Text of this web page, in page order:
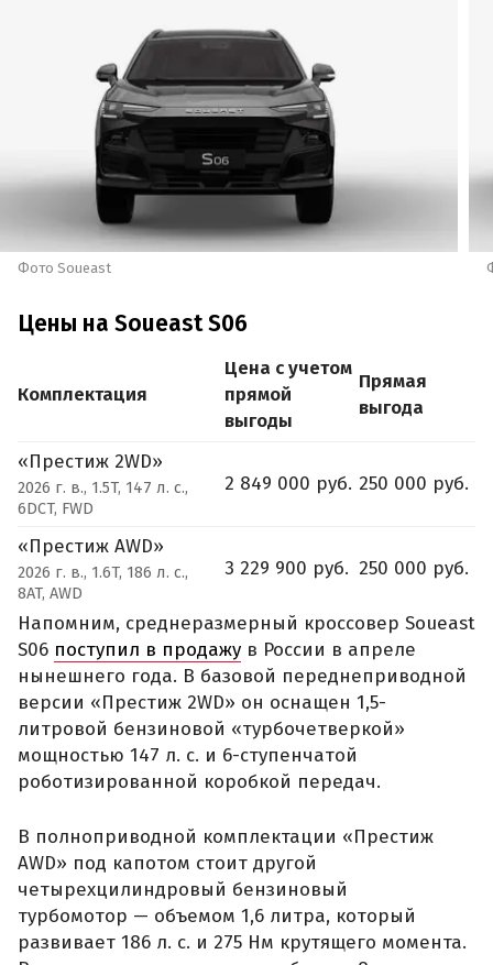
Фото Soueast
Цены на Soueast S06
Комплектация
Цена с учетом
прямой
выгоды
Прямая
выгода
«Престиж 2WD»
2026 г. в., 1.5T, 147 л. с.,
6DCT, FWD
2 849 000 руб. 250 000 руб.
«Престиж AWD»
2026 г. в., 1.6T, 186 л. с.,
8AT, AWD
3 229 900 руб. 250 000 руб.
Напомним, среднеразмерный кроссовер Soueast
S06 поступил в продажу в России в апреле
нынешнего года. В базовой переднеприводной
версии «Престиж 2WD» он оснащен 1,5-
литровой бензиновой «турбочетверкой»
мощностью 147 л. с. и 6-ступенчатой
роботизированной коробкой передач.
В полноприводной комплектации «Престиж
AWD» под капотом стоит другой
четырехцилиндровый бензиновый
турбомотор — объемом 1,6 литра, который
развивает 186 л. с. и 275 Нм крутящего момента.